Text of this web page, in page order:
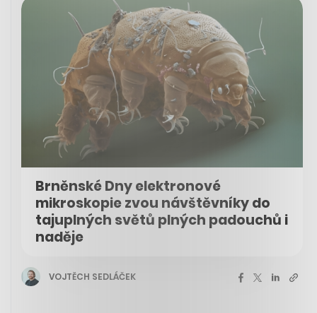
Brněnské Dny elektronové
mikroskopie zvou návštěvníky do
tajuplných světů plných padouchů i
naděje
VOJTĚCH SEDLÁČEK